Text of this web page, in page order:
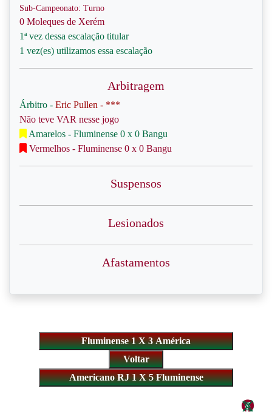
Sub-Campeonato: Turno
0 Moleques de Xerém
1ª vez dessa escalação titular
1 vez(es) utilizamos essa escalação
Arbitragem
Árbitro - Eric Pullen - ***
Não teve VAR nesse jogo
Amarelos - Fluminense 0 x 0 Bangu
Vermelhos - Fluminense 0 x 0 Bangu
Suspensos
Lesionados
Afastamentos